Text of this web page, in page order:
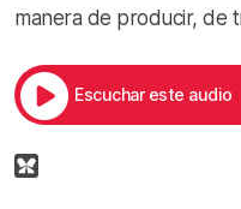
manera de producir, de
Escuchar este audio